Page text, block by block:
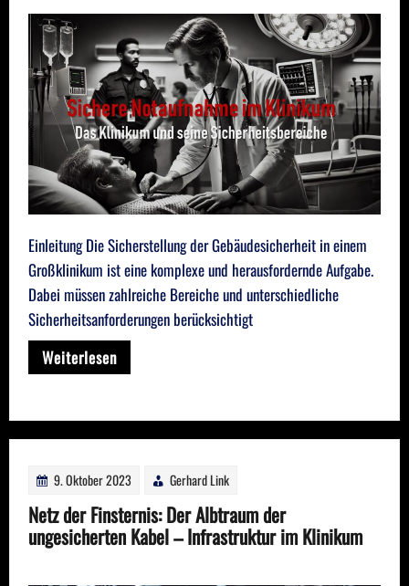
Einleitung Die Sicherstellung der Gebäudesicherheit in einem
Großklinikum ist eine komplexe und herausfordernde Aufgabe.
Dabei müssen zahlreiche Bereiche und unterschiedliche
Sicherheitsanforderungen berücksichtigt
Weiterlesen
9. Oktober 2023 Gerhard Link
Netz der Finsternis: Der Albtraum der
ungesicherten Kabel – Infrastruktur im Klinikum